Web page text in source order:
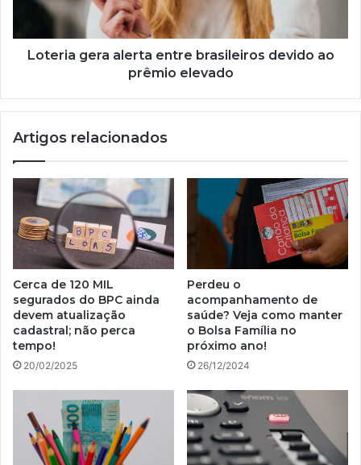
elevado
Loteria gera alerta entre brasileiros devido ao
prêmio elevado
Artigos relacionados
Cerca de 120 MIL
segurados do BPC ainda
devem atualização
cadastral; não perca
tempo!
20/02/2025
Perdeu o
acompanhamento de
saúde? Veja como manter
o Bolsa Família no
próximo ano!
26/12/2024